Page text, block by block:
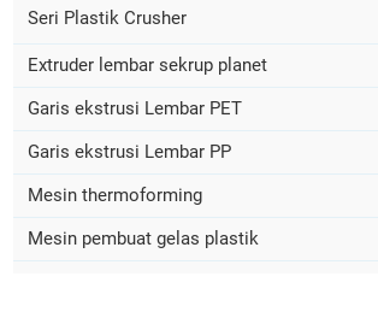
Seri Plastik Crusher
Extruder lembar sekrup planet
Garis ekstrusi Lembar PET
Garis ekstrusi Lembar PP
Mesin thermoforming
Mesin pembuat gelas plastik